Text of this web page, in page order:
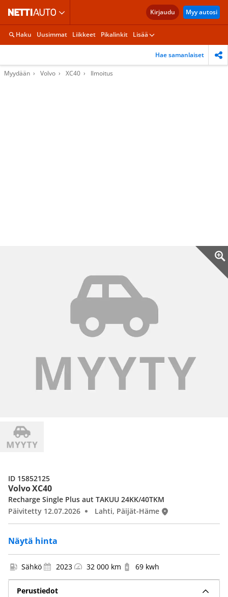
Kirjaudu Myy autosi
Haku Uusimmat Liikkeet Pikalinkit Lisää
Hae samanlaiset
Myydään Volvo XC40 Ilmoitus
Volvo XC40
Näytä hinta
Recharge Single Plus aut TAKUU 24KK/40TKM
Päivitetty 12.07.2026
Lahti, Päijät-Häme
ID 15852125
Sähkö 2023 32 000 km 69 kwh
Perustiedot